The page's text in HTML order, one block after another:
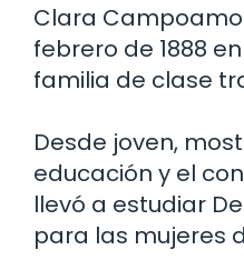
Clara
febrero de 1888
familia de clase
Desde joven,
educación y el
llevó a estudiar
para las mujeres